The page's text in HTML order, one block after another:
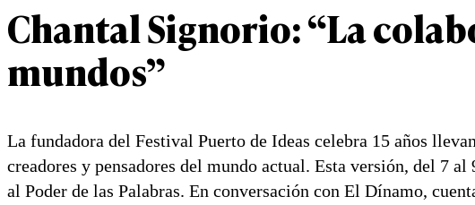
Chantal Signorio: “La
mundos”
La fundadora del Festival Puerto de Ideas celebra 15 años
creadores y pensadores del mundo actual. Esta versión, del 7 al
al Poder de las Palabras. En conversación con El Dínamo,